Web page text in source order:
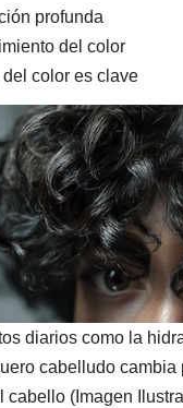
profunda
del color
color es clave
diarios como la
cabelludo cambia
cabello (Imagen